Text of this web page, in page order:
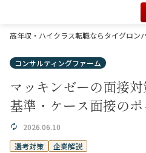
高年収・ハイクラス転職ならタイグロン
コンサルティングファーム
マッキンゼーの面接
基準・ケース面接の
2026.06.10
選考対策
企業解説